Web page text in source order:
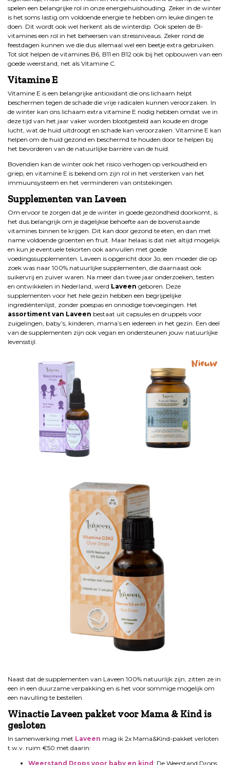
spelen een belangrijke rol in onze energiehuishouding. Zeker in de winter
is het soms lastig om voldoende energie te hebben om leuke dingen te
doen. Dit wordt ook wel herkent als de winterdip. Ook spelen de B-
vitamines een rol in het beheersen van stressniveaus. Zeker rond de
feestdagen kunnen we die dus allemaal wel een beetje extra gebruiken.
Tot slot helpen de vitamines B6, B11 en B12 ook bij het opbouwen van een
goede weerstand, net als Vitamine C.
Vitamine E
Vitamine E is een belangrijke antioxidant die ons lichaam helpt
beschermen tegen de schade die vrije radicalen kunnen veroorzaken. In
de winter kan ons lichaam extra vitamine E nodig hebben omdat we in
deze tijd van het jaar vaker worden blootgesteld aan koude en droge
lucht, wat de huid uitdroogt en schade kan veroorzaken. Vitamine E kan
helpen om de huid gezond en beschermd te houden door te helpen bij
het bevorderen van de natuurlijke barrière van de huid.
Bovendien kan de winter ook het risico verhogen op verkoudheid en
griep, en vitamine E is bekend om zijn rol in het versterken van het
immuunsysteem en het verminderen van ontstekingen.
Supplementen van Laveen
Om ervoor te zorgen dat je de winter in goede gezondheid doorkomt, is
het dus belangrijk om je dagelijkse behoefte aan de bovenstaande
vitamines binnen te krijgen. Dit kan door gezond te eten, en dan met
name voldoende groenten en fruit. Maar helaas is dat niet altijd mogelijk
en kun je eventuele tekorten ook aanvullen met goede
voedingssupplementen. Laveen is opgericht door Jo, een moeder die op
zoek was naar 100% natuurlijke supplementen, die daarnaast ook
suikervrij en zuiver waren. Na meer dan twee jaar onderzoeken, testen
en ontwikkelen in Nederland, werd Laveen geboren. Deze
supplementen voor het hele gezin hebben een begrijpelijke
ingrediëntenlijst, zonder poespas en onnodige toevoegingen. Het
assortiment van Laveen bestaat uit capsules en druppels voor
zuigelingen, baby’s, kinderen, mama’s en iedereen in het gezin. Een deel
van de supplementen zijn ook vegan en ondersteunen jouw natuurlijke
levensstijl.
Naast dat de supplementen van Laveen 100% natuurlijk zijn, zitten ze in
een in een duurzame verpakking en is het voor sommige mogelijk om
een navulling te bestellen.
Winactie Laveen pakket voor Mama & Kind is
gesloten
In samenwerking met Laveen mag ik 2x Mama&Kind-pakket verloten
t.w.v. ruim €50 met daarin:
Weerstand Drops voor baby en kind ; De Weerstand Drops